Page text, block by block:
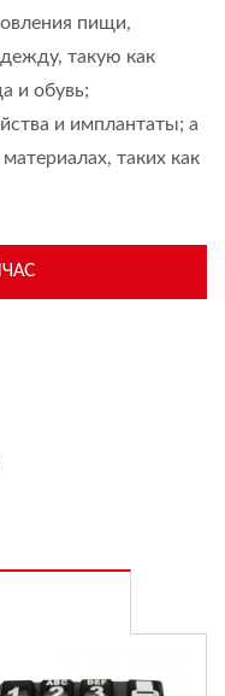
пищи,
такую как
и обувь;
и имплантаты; а
таких как